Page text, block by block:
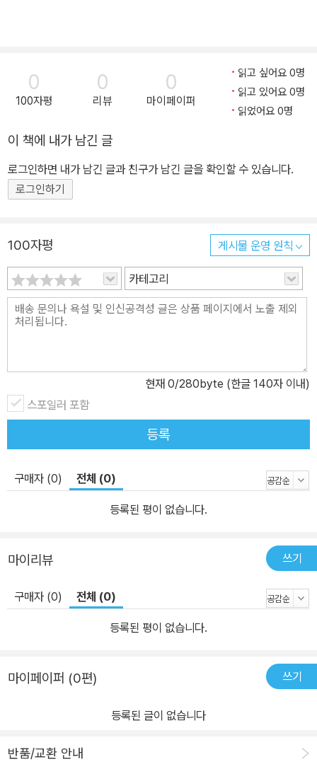
0
100자평
0
리뷰
0
마이페이퍼
읽고 싶어요 0명
읽고 있어요 0명
읽었어요 0명
이 책에 내가 남긴 글
로그인하면 내가 남긴 글과 친구가 남긴 글을 확인할 수 있습니다.
로그인하기
100자평 게시물 운영 원칙
카테고리
현재 0/280byte (한글 140자 이내)
스포일러 포함
등록
구매자 (0) 전체 (0)
등록된 평이 없습니다.
마이리뷰 쓰기
구매자 (0) 전체 (0)
등록된 평이 없습니다.
마이페이퍼 (0편) 쓰기
등록된 글이 없습니다
반품/교환 안내